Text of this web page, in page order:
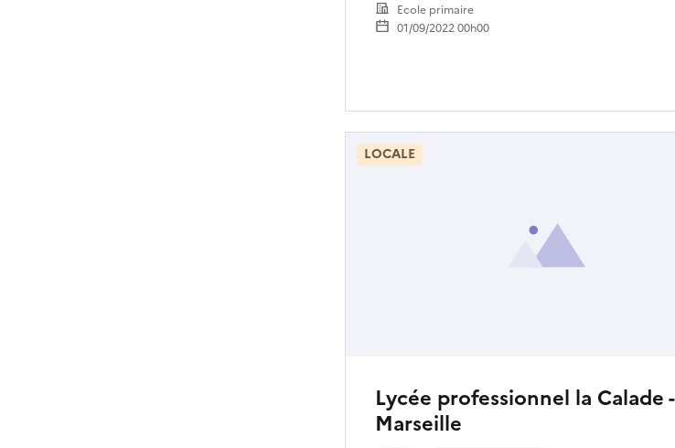
Ecole primaire
01/09/2022 00h00
Lycée professionnel la Calade -
Marseille
LOCALE